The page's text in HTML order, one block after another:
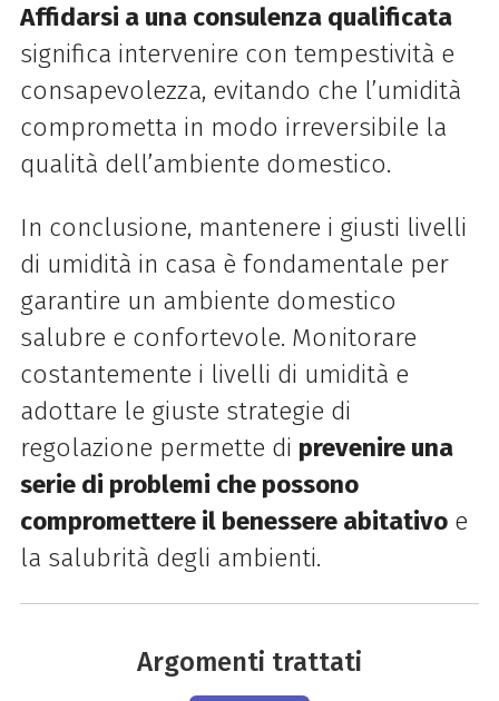
Affidarsi a una consulenza qualificata
significa intervenire con tempestività e
consapevolezza, evitando che l’umidità
comprometta in modo irreversibile la
qualità dell’ambiente domestico.
In conclusione, mantenere i giusti livelli
di umidità in casa è fondamentale per
garantire un ambiente domestico
salubre e confortevole. Monitorare
costantemente i livelli di umidità e
adottare le giuste strategie di
regolazione permette di prevenire una
serie di problemi che possono
compromettere il benessere abitativoe
la salubrità degli ambienti.
Argomenti trattati